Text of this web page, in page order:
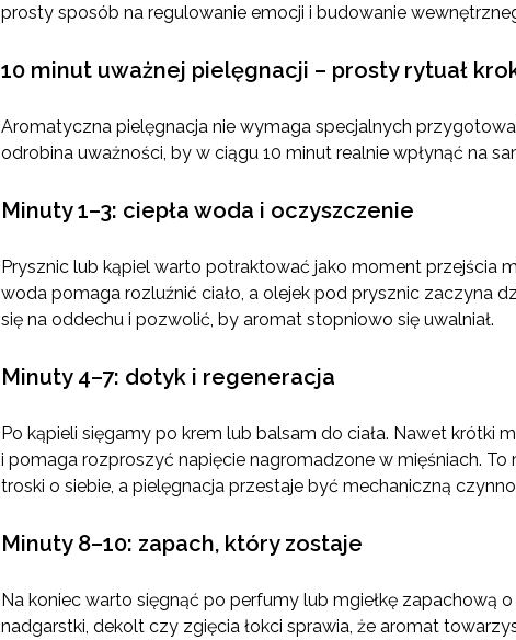
prosty sposób na regulowanie emocji i budowanie
10 minut uważnej pielęgnacji – prosty rytuał
Aromatyczna pielęgnacja nie wymaga specjalnych
odrobina uważności, by w ciągu 10 minut realnie wpłynąć na
Minuty 1–3: ciepła woda i oczyszczenie
Prysznic lub kąpiel warto potraktować jako moment przejścia
woda pomaga rozluźnić ciało, a olejek pod prysznic zaczyna
się na oddechu i pozwolić, by aromat stopniowo się uwalniał.
Minuty 4–7: dotyk i regeneracja
Po kąpieli sięgamy po krem lub balsam do ciała. Nawet krótki
i pomaga rozproszyć napięcie nagromadzone w mięśniach.
troski o siebie, a pielęgnacja przestaje być mechaniczną
Minuty 8–10: zapach, który zostaje
Na koniec warto sięgnąć po perfumy lub mgiełkę zapachową
nadgarstki, dekolt czy zgięcia łokci sprawia, że aromat